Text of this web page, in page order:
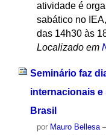
atividade é
sabático no
das 14h30 às
Localizado em
Seminário faz
internacionais
Brasil
por Mauro Bellesa